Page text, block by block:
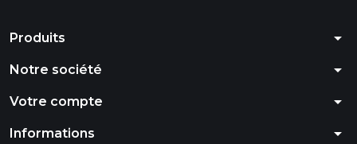
Produits arrow_drop_down
Notre société arrow_drop_down
Votre compte arrow_drop_down
Informations arrow_drop_down